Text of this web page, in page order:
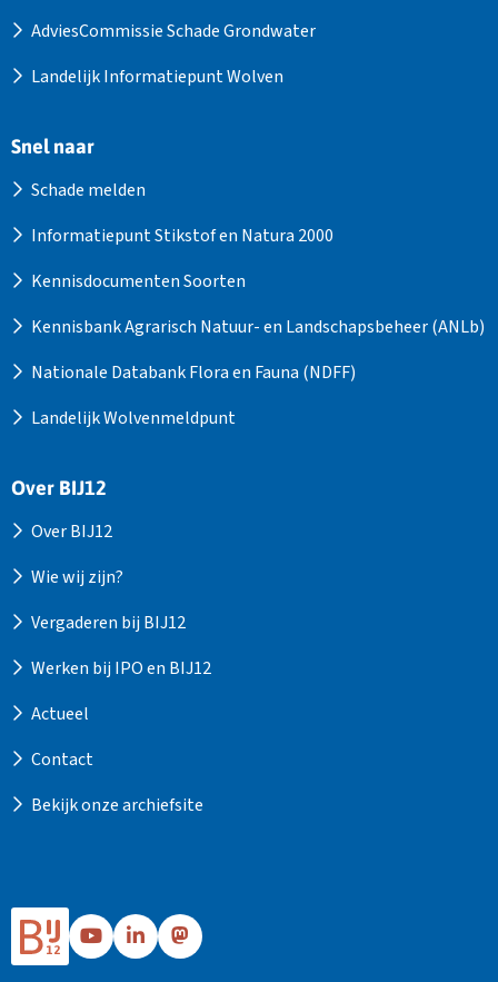
AdviesCommissie Schade Grondwater
Landelijk Informatiepunt Wolven
Snel naar
Schade melden
Informatiepunt Stikstof en Natura 2000
Kennisdocumenten Soorten
Kennisbank Agrarisch Natuur- en Landschapsbeheer (ANLb)
Nationale Databank Flora en Fauna (NDFF)
Landelijk Wolvenmeldpunt
Over BIJ12
Over BIJ12
Wie wij zijn?
Vergaderen bij BIJ12
Werken bij IPO en BIJ12
Actueel
Contact
Bekijk onze archiefsite
Ga
naar
Ga
naar
Ga
naar